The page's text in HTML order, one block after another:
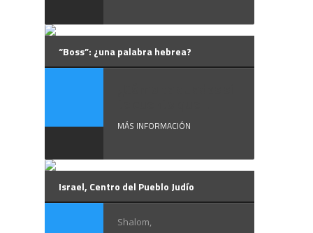
“Boss”: ¿una palabra hebrea?
MÁS INFORMACIÓN
Israel, Centro del Pueblo Judío
Shalom,